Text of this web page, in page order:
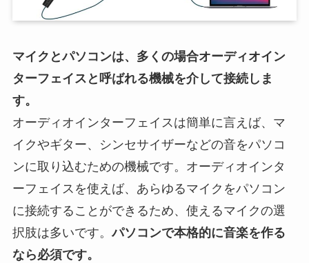
マイクとパソコンは、多くの場合オーディオイン
ターフェイスと呼ばれる機械を介して接続しま
す。
オーディオインターフェイスは簡単に言えば、マ
イクやギター、シンセサイザーなどの音をパソコ
ンに取り込むための機械です。オーディオインタ
ーフェイスを使えば、あらゆるマイクをパソコン
に接続することができるため、使えるマイクの選
択肢は多いです。パソコンで本格的に音楽を作る
なら必須です。